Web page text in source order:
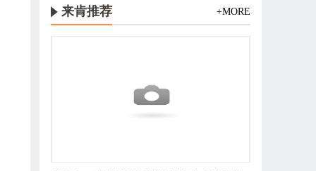
来肯推荐 +MORE